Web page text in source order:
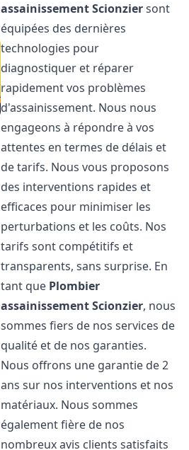
assainissementScionziersont
équipées des dernières
technologies pour
diagnostiquer et réparer
rapidement vos problèmes
d'assainissement. Nous nous
engageons à répondre à vos
attentes en termes de délais et
de tarifs. Nous vous proposons
des interventions rapides et
efficaces pour minimiser les
perturbations et les coûts. Nos
tarifs sont compétitifs et
transparents, sans surprise. En
tant que Plombier
assainissementScionzier, nous
sommes fiers de nos services de
qualité et de nos garanties.
Nous offrons une garantie de 2
ans sur nos interventions et nos
matériaux. Nous sommes
également fière de nos
nombreux avis clients satisfaits